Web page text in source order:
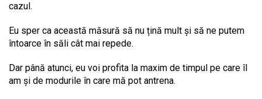
cazul.
Eu sper ca această măsură să nu țină mult și să ne putem
întoarce în săli cât mai repede.
Dar până atunci, eu voi profita la maxim de timpul pe care îl
am și de modurile în care mă pot antrena.